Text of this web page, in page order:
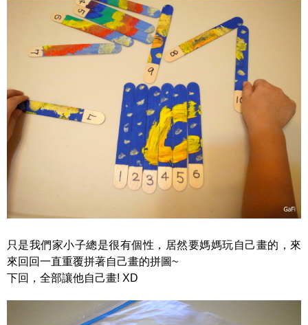
只是我們家小子總是很有個性，居然要媽媽玩自己畫的，來
來回回一直重覆拼著自己畫的拼圖~
下回，全部讓他自己畫! XD